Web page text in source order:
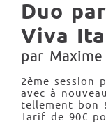
Duo
Viva
par
2ème session
avec à
tellement bon
Tarif de 90€